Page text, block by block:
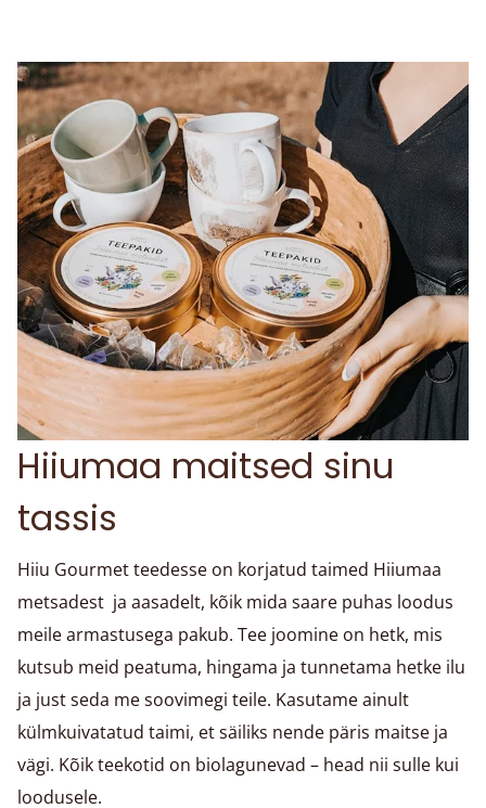
Hiiumaa maitsed sinu
tassis
Hiiu Gourmet teedesse on korjatud taimed Hiiumaa
metsadest ja aasadelt, kõik mida saare puhas loodus
meile armastusega pakub. Tee joomine on hetk, mis
kutsub meid peatuma, hingama ja tunnetama hetke ilu
ja just seda me soovimegi teile. Kasutame ainult
külmkuivatatud taimi, et säiliks nende päris maitse ja
vägi. Kõik teekotid on biolagunevad – head nii sulle kui
loodusele.